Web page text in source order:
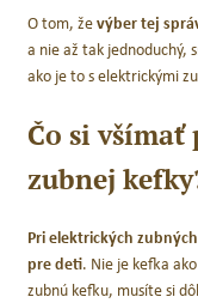
O tom, ževýber tej
a nie až tak jednoduchý,
ako je to s elektrickými
Čo si
zubnej
Pri elektrických
pre deti. Nie je kefka
zubnú kefku, musíte si